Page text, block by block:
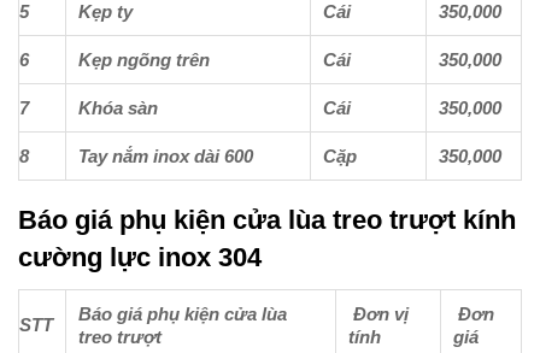
5 Kẹp ty Cái 350,000
6 Kẹp ngõng trên Cái 350,000
7 Khóa sàn Cái 350,000
8 Tay nắm inox dài 600 Cặp 350,000
Báo giá phụ kiện cửa lùa treo trượt kính
cường lực inox 304
STT
Báo giá phụ kiện cửa lùa
treo trượt
Đơn vị
tính
Đơn
giá